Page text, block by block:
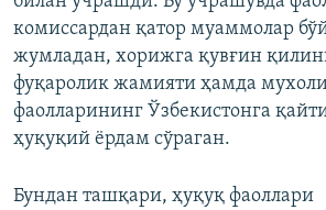
комиссардан қатор муаммолар
жумладан, хорижга қувғин
фуқаролик жамияти ҳамда
фаолларининг Ўзбекистонга
ҳуқуқий ёрдам сўраган.
Бундан ташқари, ҳуқуқ фаоллари